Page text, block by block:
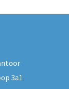
3a1